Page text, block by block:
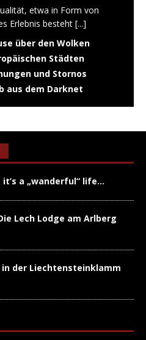
etwa in Form von
Erlebnis besteht [...]
über den Wolken
Städten
und Stornos
aus dem Darknet
it’s a „wanderful“ life…
Lech Lodge am Arlberg
der Liechtensteinklamm